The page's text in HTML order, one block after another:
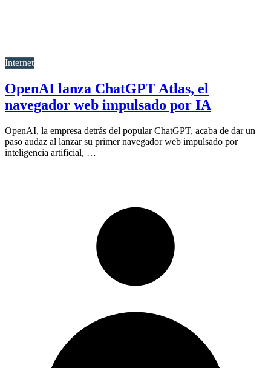
Internet
OpenAI lanza ChatGPT Atlas, el
navegador web impulsado por IA
OpenAI, la empresa detrás del popular ChatGPT, acaba de dar un
paso audaz al lanzar su primer navegador web impulsado por
inteligencia artificial, …